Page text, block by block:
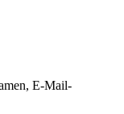
E-Mail-